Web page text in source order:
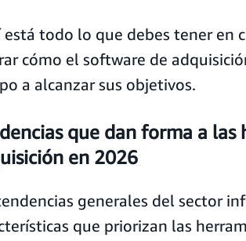
está todo lo que debes tener en
cómo el software de
a alcanzar sus objetivos.
que dan forma a las
en 2026
generales del sector
que priorizan las